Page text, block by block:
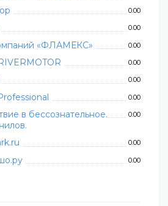
0.00
0.00
«ФЛАМЕКС» 0.00
0.00
0.00
0.00
в бессознательное.
0.00
0.00
0.00